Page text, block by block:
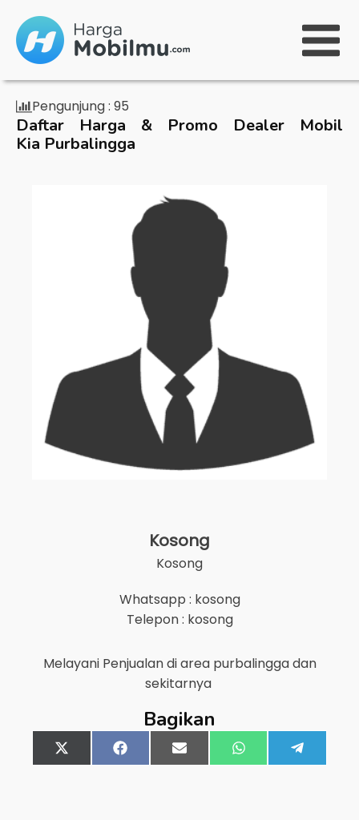
Pengunjung : 95
Daftar Harga & Promo Dealer Mobil
Kia Purbalingga
Kosong
Kosong
Whatsapp : kosong
Telepon : kosong
Melayani Penjualan di area purbalinggadan
sekitarnya
Bagikan
Share
on
X
(Twitter)
Share
on
FacebookShare
on
Email Share
on
WhatsApp
on